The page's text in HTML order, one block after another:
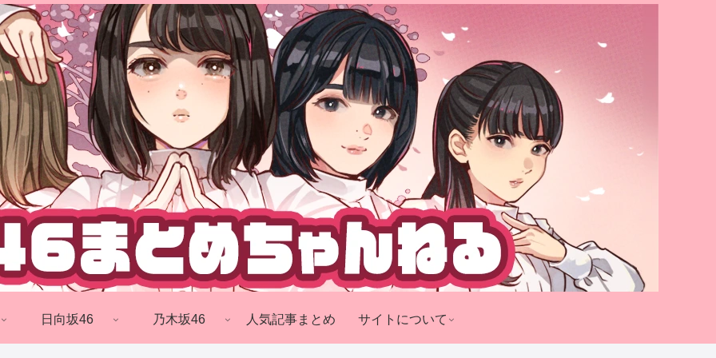
日向坂46 乃木坂46 人気記事まとめ サイトについて